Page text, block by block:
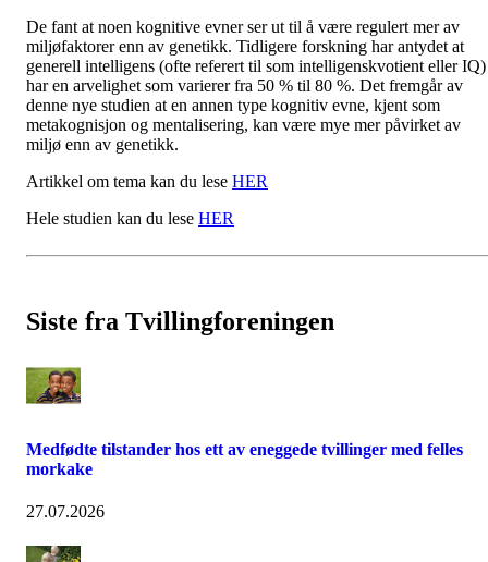
De fant at noen kognitive evner ser ut til å være regulert mer av
miljøfaktorer enn av genetikk. Tidligere forskning har antydet at
generell intelligens (ofte referert til som intelligenskvotient eller IQ)
har en arvelighet som varierer fra 50 % til 80 %. Det fremgår av
denne nye studien at en annen type kognitiv evne, kjent som
metakognisjon og mentalisering, kan være mye mer påvirket av
miljø enn av genetikk.
Artikkel om tema kan du lese HER
Hele studien kan du lese HER
Siste fra Tvillingforeningen
Medfødte tilstander hos ett av eneggede tvillinger med felles
morkake
27.07.2026